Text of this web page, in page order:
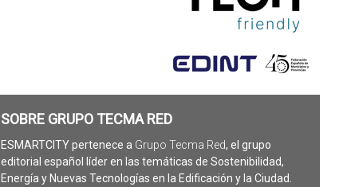
SOBRE GRUPO TECMA RED
ESMARTCITY pertenece a Grupo Tecma Red, el grupo
editorial español líder en las temáticas de Sostenibilidad,
Energía y Nuevas Tecnologías en la Edificación y la Ciudad.